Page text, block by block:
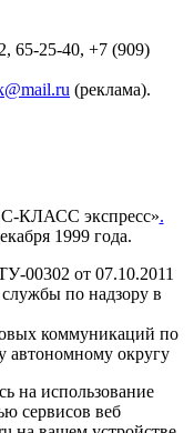
65-25-40, +7 (909)
(реклама).
КЛАСС экспресс».
1999 года.
00302 от 07.10.2011
по надзору в
коммуникаций по
автономному округу
на использование
сервисов веб